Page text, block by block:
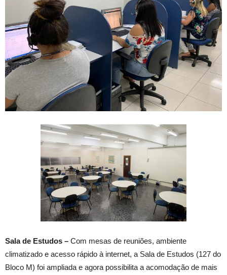
Sala de Estudos – Com mesas de reuniões, ambiente
climatizado e acesso rápido à internet, a Sala de Estudos (127 do
Bloco M) foi ampliada e agora possibilita a acomodação de mais